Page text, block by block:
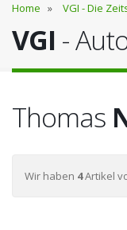
Home » VGI - Die
VGI -
Thomas
Wir haben 4Artikel